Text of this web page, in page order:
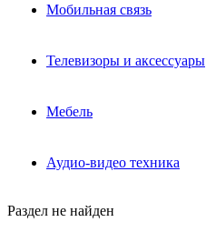
Мобильная связь
Телевизоры и аксессуары
Мебель
Аудио-видео техника
Раздел не найден